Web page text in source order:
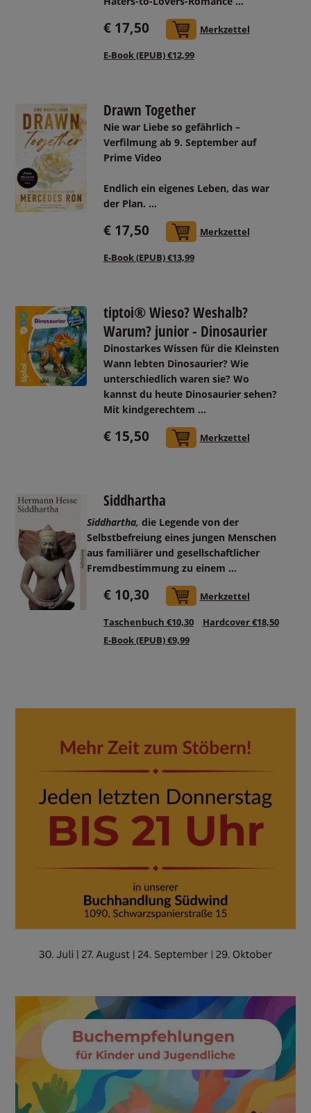
€ 17,50 In den Warenkorb
Merkzettel
E-Book (EPUB) €12,99
Drawn Together
Nie war Liebe so gefährlich –
Verfilmung ab 9. September auf
Prime Video
Endlich ein eigenes Leben, das war
der Plan. ...
€ 17,50 In den Warenkorb
Merkzettel
E-Book (EPUB) €13,99
tiptoi® Wieso? Weshalb?
Warum? junior - Dinosaurier
Dinostarkes Wissen für die Kleinsten
Wann lebten Dinosaurier? Wie
unterschiedlich waren sie? Wo
kannst du heute Dinosaurier sehen?
Mit kindgerechtem ...
€ 15,50 In den Warenkorb
Merkzettel
Siddhartha
Siddhartha, die Legende von der
Selbstbefreiung eines jungen Menschen
aus familiärer und gesellschaftlicher
Fremdbestimmung zu einem ...
€ 10,30 In den Warenkorb
Merkzettel
Taschenbuch €10,30
Hardcover €18,50
E-Book (EPUB) €9,99